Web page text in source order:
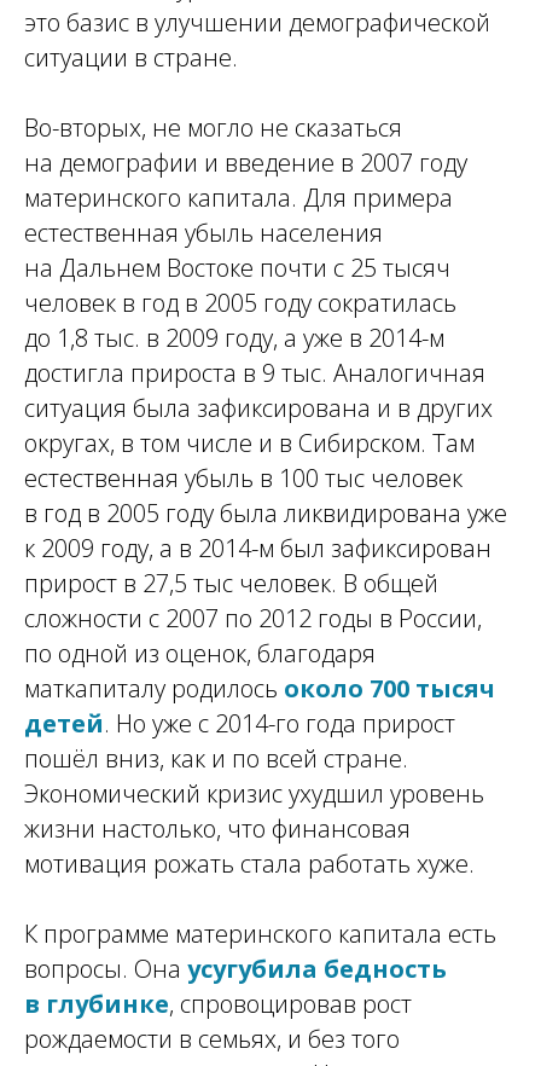
это базис в улучшении демографической
ситуации в стране.
Во-вторых, не могло не сказаться
на демографии и введение в 2007 году
материнского капитала. Для примера
естественная убыль населения
на Дальнем Востоке почти с 25 тысяч
человек в год в 2005 году сократилась
до 1,8 тыс. в 2009 году, а уже в 2014-м
достигла прироста в 9 тыс. Аналогичная
ситуация была зафиксирована и в других
округах, в том числе и в Сибирском. Там
естественная убыль в 100 тыс человек
в год в 2005 году была ликвидирована уже
к 2009 году, а в 2014-м был зафиксирован
прирост в 27,5 тыс человек. В общей
сложности с 2007 по 2012 годы в России,
по одной из оценок, благодаря
маткапиталу родилось около 700 тысяч
детей. Но уже с 2014-го года прирост
пошёл вниз, как и по всей стране.
Экономический кризис ухудшил уровень
жизни настолько, что финансовая
мотивация рожать стала работать хуже.
К программе материнского капитала есть
вопросы. Она усугубила бедность
в глубинке, спровоцировав рост
рождаемости в семьях, и без того